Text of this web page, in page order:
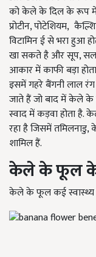
को केले के दिल के रूप में
प्रोटीन, पोटेशियम,
विटामिन ई से भरा हुआ
खा सकते है और सूप,
आकार में काफी बड़ा
इसमें गहरे बैंगनी लाल
जाते हैं जो बाद में केले
स्वाद में कड़वा होता है.
रहा है जिसमें तमिलनाडु,
शामिल हैं.
केले के फूल
केले के फूल कई स्वास्थ्य